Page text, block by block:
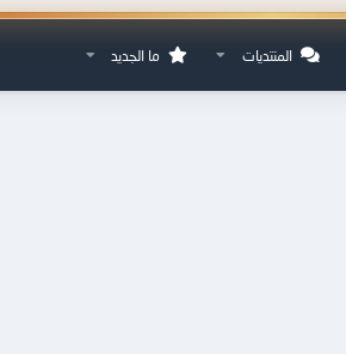
المنتديات ما الجديد